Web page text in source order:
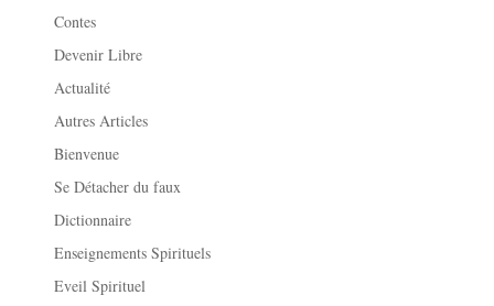
Contes
Devenir Libre
Actualité
Autres Articles
Bienvenue
Se Détacher du faux
Dictionnaire
Enseignements Spirituels
Eveil Spirituel